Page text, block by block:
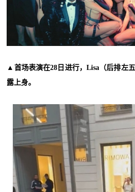
▲首场表演在28日进行，Lisa（后排左
露上身。